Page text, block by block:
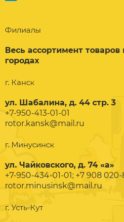
Филиалы
Весь ассортимент
городах
г. Канск
ул. Шабалина, д. 44 стр. 3
+7-950-413-01-01
rotor.kansk@mail.ru
г. Минусинск
ул. Чайковского, д. 74 «а»
+7-950-434-01-01; +7 908 020-
rotor.minusinsk@mail.ru
г. Усть-Кут